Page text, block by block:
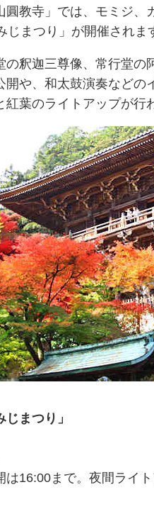
教寺」では、モミジ、
まつり」が開催されま
釈迦三尊像、常行堂の
や、和太鼓演奏などの
葉のライトアップが行
まつり」
16:00まで。夜間ライト